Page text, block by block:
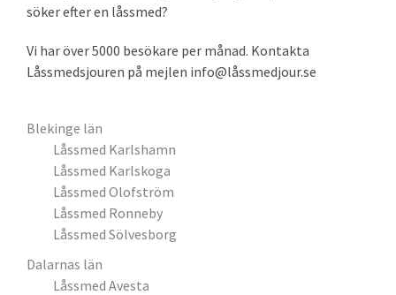
söker efter en låssmed?
Vi har över 5000 besökare per månad. Kontakta
Låssmedsjouren på mejlen info@låssmedjour.se
Blekinge län
Låssmed Karlshamn
Låssmed Karlskoga
Låssmed Olofström
Låssmed Ronneby
Låssmed Sölvesborg
Dalarnas län
Låssmed Avesta